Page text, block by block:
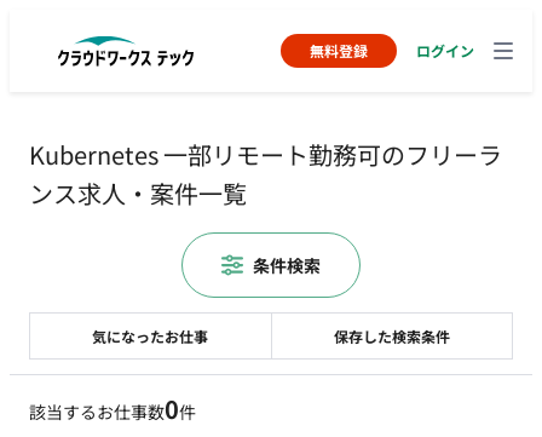
無料登録 ログイン
Kubernetes 一部リモート勤務可のフリーラ
ンス求人・案件一覧
該当するお仕事数0件
気になったお仕事 保存した検索条件
条件検索